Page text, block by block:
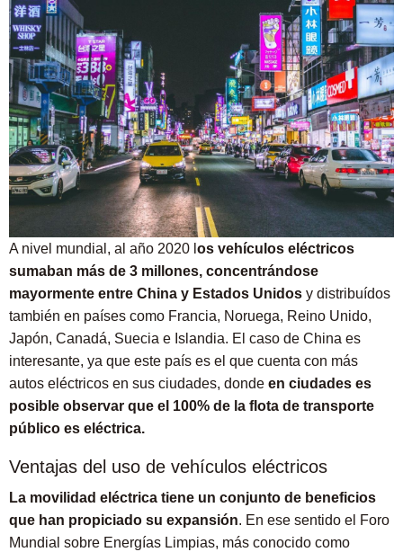
A nivel mundial, al año 2020 l os vehículos eléctricos
sumaban más de 3 millones, concentrándose
mayormente entre China y Estados Unidos y distribuídos
también en países como Francia, Noruega, Reino Unido,
Japón, Canadá, Suecia e Islandia. El caso de China es
interesante, ya que este país es el que cuenta con más
autos eléctricos en sus ciudades, donde en ciudades es
posible observar que el 100% de la flota de transporte
público es eléctrica.
Ventajas del uso de vehículos eléctricos
La movilidad eléctrica tiene un conjunto de beneficios
que han propiciado su expansión. En ese sentido el Foro
Mundial sobre Energías Limpias, más conocido como